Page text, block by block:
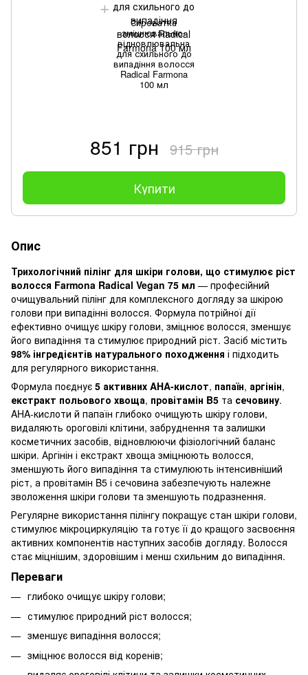
Сироватка
зміцнювально-
відновлювальна
для схильного до
випадіння волосся
Radical Farmona
100 мл
851 грн 915 грн
Купити
Опис
Трихологічний пілінг для шкіри голови, що стимулює ріст
волосся Farmona Radical Vegan 75 мл — професійний
очищувальний пілінг для комплексного догляду за шкірою
голови при випадінні волосся. Формула потрійної дії
ефективно очищує шкіру голови, зміцнює волосся, зменшує
його випадіння та стимулює природний ріст. Засіб містить
98% інгредієнтів натурального походження і підходить
для регулярного використання.
Формула поєднує 5 активних AHA-кислот, папаїн, аргінін,
екстракт польового хвоща, провітамін B5 та сечовину.
AHA-кислоти й папаїн глибоко очищують шкіру голови,
видаляють ороговілі клітини, забруднення та залишки
косметичних засобів, відновлюючи фізіологічний баланс
шкіри. Аргінін і екстракт хвоща зміцнюють волосся,
зменшують його випадіння та стимулюють інтенсивніший
ріст, а провітамін B5 і сечовина забезпечують належне
зволоження шкіри голови та зменшують подразнення.
Регулярне використання пілінгу покращує стан шкіри голови,
стимулює мікроциркуляцію та готує її до кращого засвоєння
активних компонентів наступних засобів догляду. Волосся
стає міцнішим, здоровішим і менш схильним до випадіння.
Переваги
глибоко очищує шкіру голови;
стимулює природний ріст волосся;
зменшує випадіння волосся;
зміцнює волосся від коренів;